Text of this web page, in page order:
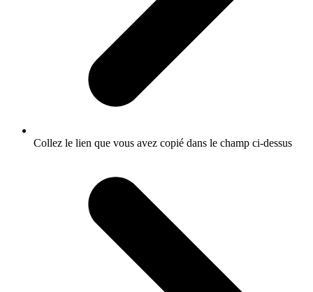
Collez le lien que vous avez copié dans le champ ci-dessus